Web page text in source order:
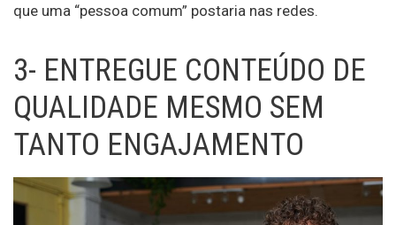
que uma “pessoa comum” postaria nas redes.
3- ENTREGUE CONTEÚDO DE
QUALIDADE MESMO SEM
TANTO ENGAJAMENTO